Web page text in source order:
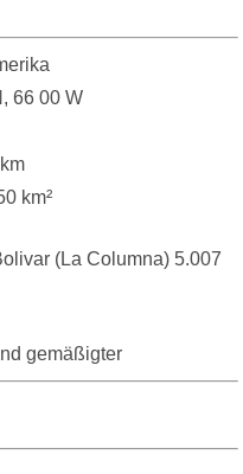
66 00 W
km²
(La Columna) 5.007
gemäßigter